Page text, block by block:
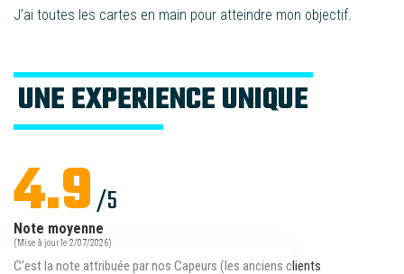
J’ai toutes les cartes en main pour atteindre mon objectif
UNE EXPERIENCE UNIQUE
4.9/5
Note moyenne
(Mise à jour le 2/07/2026)
C’est la note attribuée par nos Capeurs (les anciens clients